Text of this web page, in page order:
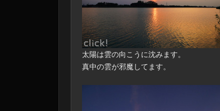
太陽は雲の向こうに沈みます。
真中の雲が邪魔してます。